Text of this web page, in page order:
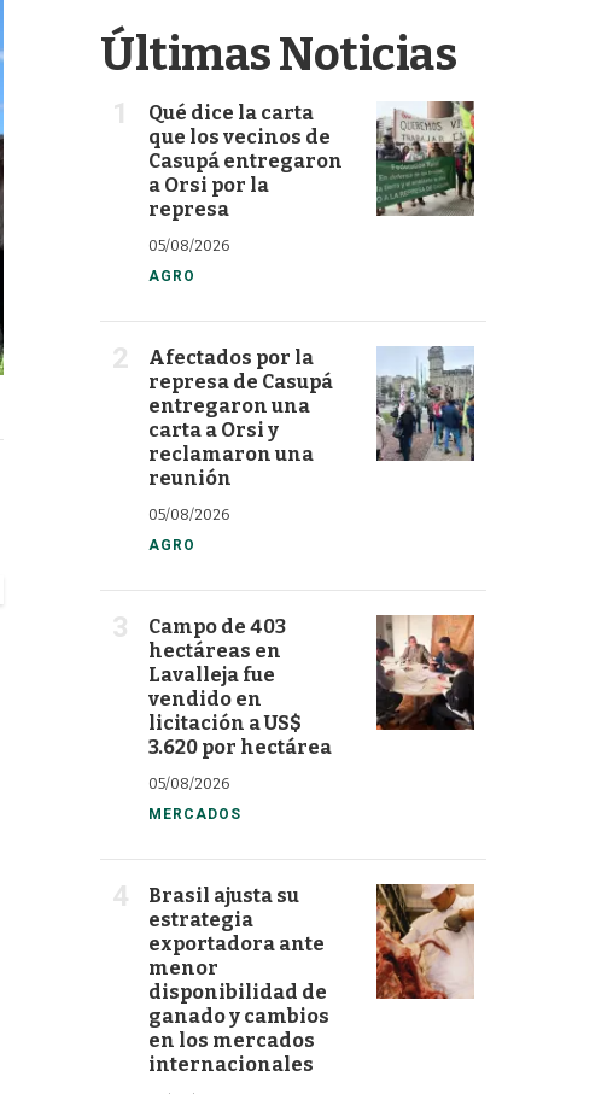
Últimas Noticias
Qué dice la carta
que los vecinos de
Casupá entregaron
a Orsi por la
represa
05/08/2026
AGRO
Afectados por la
represa de Casupá
entregaron una
carta a Orsi y
reclamaron una
reunión
05/08/2026
AGRO
Campo de 403
hectáreas en
Lavalleja fue
vendido en
licitación a US$
3.620 por hectárea
05/08/2026
MERCADOS
Brasil ajusta su
estrategia
exportadora ante
menor
disponibilidad de
ganado y cambios
en los mercados
internacionales